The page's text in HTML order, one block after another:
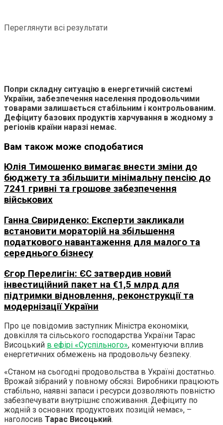
Переглянути всі результати
Попри складну ситуацію в енергетичній системі
України, забезпечення населення продовольчими
товарами залишається стабільним і контрольованим.
Дефіциту базових продуктів харчування в жодному з
регіонів країни наразі немає.
Вам також може сподобатися
Юлія Тимошенко вимагає внести зміни до
бюджету та збільшити мінімальну пенсію до
7241 гривні та грошове забезпечення
військових
Ганна Свириденко: Експерти закликали
встановити мораторій на збільшення
податкового навантаження для малого та
середнього бізнесу
Єгор Перелигін: ЄС затвердив новий
інвестиційний пакет на €1,5 млрд для
підтримки відновлення, реконструкції та
модернізації України
Про це повідомив заступник Міністра економіки,
довкілля та сільського господарства України Тарас
Висоцький в ефірі «Суспільного», коментуючи вплив
енергетичних обмежень на продовольчу безпеку.
«Станом на сьогодні продовольства в Україні достатньо.
Врожай зібраний у повному обсязі. Виробники працюють
стабільно, наявні запаси і ресурси дозволяють повністю
забезпечувати внутрішнє споживання. Дефіциту по
жодній з основних продуктових позицій немає», –
наголосив Тарас Висоцький.